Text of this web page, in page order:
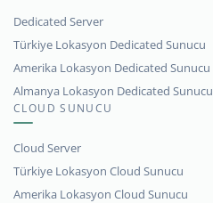
Dedicated Server
Türkiye Lokasyon Dedicated Sunucu
Amerika Lokasyon Dedicated Sunucu
Almanya Lokasyon Dedicated Sunucu
CLOUD SUNUCU
Cloud Server
Türkiye Lokasyon Cloud Sunucu
Amerika Lokasyon Cloud Sunucu